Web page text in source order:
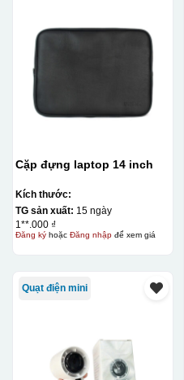
Cặp đựng laptop 14 inch
Kích thước:
TG sản xuất: 15 ngày
1**.000 ₫
Đăng kýhoặc Đăng nhậpđể xem giá
Quạt điện mini